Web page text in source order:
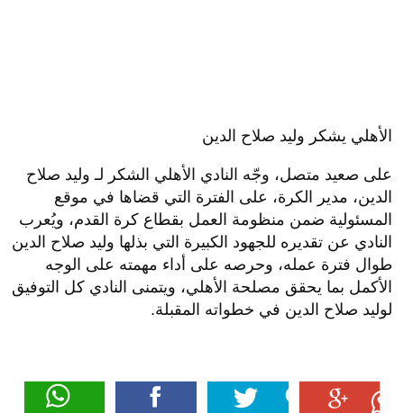
الأهلي يشكر وليد صلاح الدين
على صعيد متصل، وجّه النادي الأهلي الشكر لـ وليد صلاح
الدين، مدير الكرة، على الفترة التي قضاها في موقع
المسئولية ضمن منظومة العمل بقطاع كرة القدم، ويُعرب
النادي عن تقديره للجهود الكبيرة التي بذلها وليد صلاح الدين
طوال فترة عمله، وحرصه على أداء مهمته على الوجه
الأكمل بما يحقق مصلحة الأهلي، ويتمنى النادي كل التوفيق
لوليد صلاح الدين في خطواته المقبلة.